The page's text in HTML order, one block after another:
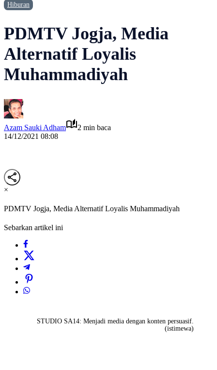
Hiburan
PDMTV Jogja, Media
Alternatif Loyalis
Muhammadiyah
Azam Sauki Adham
2 min baca
14/12/2021 08:08
×
PDMTV Jogja, Media Alternatif Loyalis Muhammadiyah
Sebarkan artikel ini
STUDIO SA14: Menjadi media dengan konten persuasif.
(istimewa)